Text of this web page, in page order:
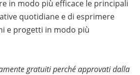
in modo più efficace le principali
quotidiane e di esprimere
e progetti in modo più
gratuiti perché approvati dalla